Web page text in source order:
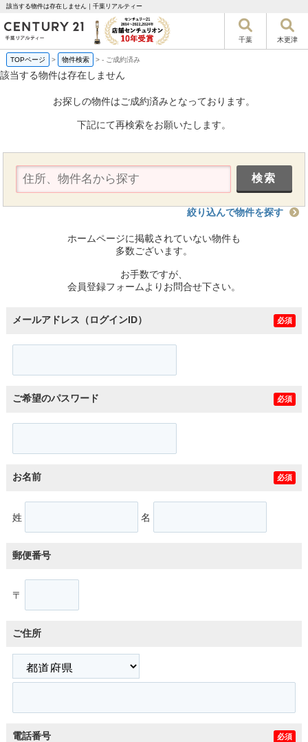
該当する物件は存在しません｜千葉リアルティー
千葉 木更津
TOPページ > 物件検索 >- ご成約済み
該当する物件は存在しません
お探しの物件はご成約済みとなっております。
下記にて再検索をお願いたします。
絞り込んで物件を探す
ホームページに掲載されていない物件も
多数ございます。
お手数ですが、
会員登録フォームよりお問合せ下さい。
メールアドレス（ログインID） 必須
ご希望のパスワード 必須
お名前 必須
姓 名
郵便番号
〒
ご住所
電話番号 必須